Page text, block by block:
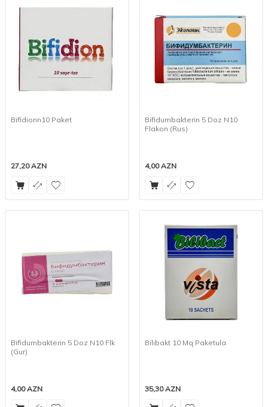
Bifidionn10 Paket
27,20AZN
Bifidumbakterin 5 Doz N10
Flakon (Rus)
4,00AZN
Bifidumbakterin 5 Doz N10 Flk
(Gur)
4,00AZN
Bilibakt 10 Mq Paketula
35,30AZN